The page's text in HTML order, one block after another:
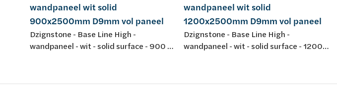
wandpaneel wit solid
900x2500mm D9mm vol paneel
Dzignstone - Base Line High -
wandpaneel - wit - solid surface - 900 x
Solid Filler en Solid Connect
wandpaneel wit solid
1200x2500mm D9mm vol paneel
Dzignstone - Base Line High -
wandpaneel - wit - solid surface - 1200 x
Solid Filler en Solid Connect